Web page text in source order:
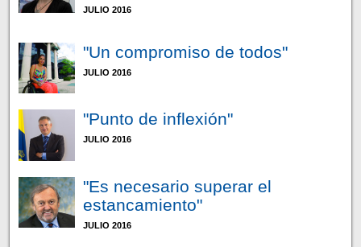
JULIO 2016
"Un compromiso de todos"
JULIO 2016
"Punto de inflexión"
JULIO 2016
"Es necesario superar el
estancamiento"
JULIO 2016